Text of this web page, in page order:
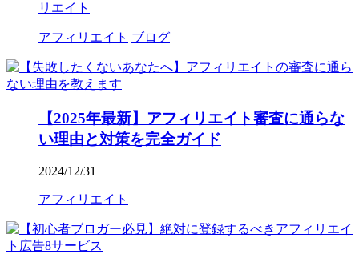
リエイト
アフィリエイト ブログ
【2025年最新】アフィリエイト審査に通らな
い理由と対策を完全ガイド
2024/12/31
アフィリエイト